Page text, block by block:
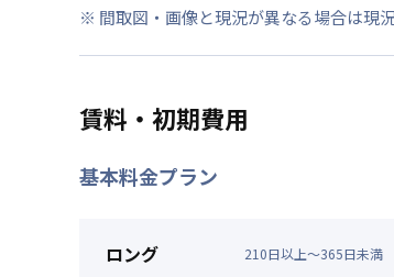
※ 間取図・画像と現況が異なる場合は現況
賃料・初期費用
基本料金プラン
ロング 210日以上～365日未満